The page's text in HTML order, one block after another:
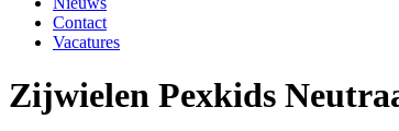
Contact
Vacatures
Zijwielen Pexkids